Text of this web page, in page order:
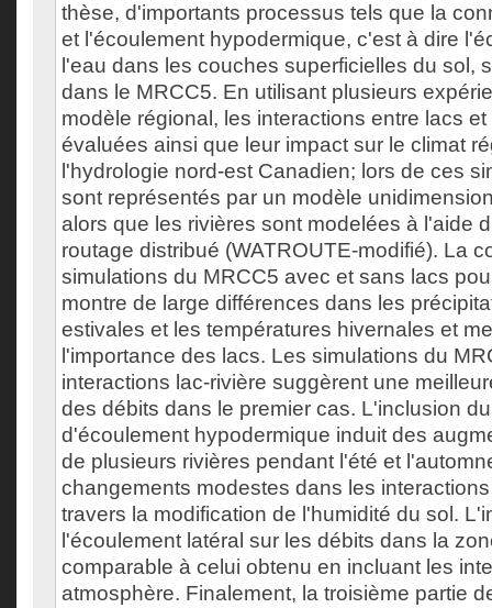
thèse, d'importants processus tels que la
et l'écoulement hypodermique, c'est à dire
l'eau dans les couches superficielles du sol,
dans le MRCC5. En utilisant plusieurs
modèle régional, les interactions entre lacs
évaluées ainsi que leur impact sur le climat
l'hydrologie nord-est Canadien; lors de ces
sont représentés par un modèle
alors que les rivières sont modelées à l'aide
routage distribué (WATROUTE-modifié). La
simulations du MRCC5 avec et sans lacs
montre de large différences dans les
estivales et les températures hivernales et
l'importance des lacs. Les simulations du
interactions lac-rivière suggèrent une
des débits dans le premier cas. L'inclusion
d'écoulement hypodermique induit des
de plusieurs rivières pendant l'été et
changements modestes dans les
travers la modification de l'humidité du sol.
l'écoulement latéral sur les débits dans la
comparable à celui obtenu en incluant les
atmosphère. Finalement, la troisième partie